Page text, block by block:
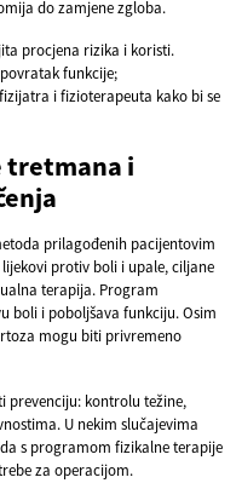
do zamjene zgloba.
procjena rizika i koristi.
funkcije;
i fizioterapeuta kako bi se
i
prilagođenih pacijentovim
protiv boli i upale, ciljane
terapija. Program
boli i poboljšava funkciju. Osim
mogu biti privremeno
prevenciju: kontrolu težine,
U nekim slučajevima
s programom fizikalne terapije
za operacijom.